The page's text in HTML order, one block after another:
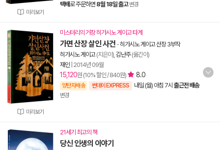
미리보기
택배로 주문하면 8월 18일 출고 변경
미리보기
미스터리의 거장 히가시노 게이고 타계
가면 산장 살인 사건 -히가시노 게이고 산장 3부작
히가시노 게이고(지은이), 김난주(옮긴이)
재인 2014년 09월
15,120원 (10% 할인 / 840원) 8.0
양탄자배송 썬데이 EXPRESS 내일 (월) 아침 7시 출근전 배송
변경
21세기 최고의 책
당신 인생의 이야기